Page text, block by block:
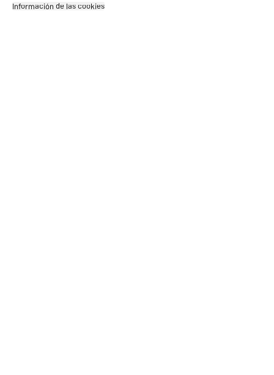
674€96
Información de las cookies‎